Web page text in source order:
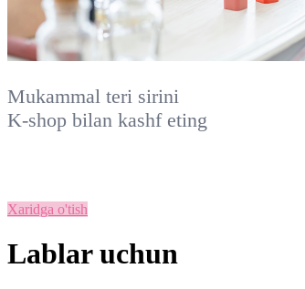
Mukammal teri sirini
K-shop bilan kashf eting
Xaridga o'tish
Lablar uchun